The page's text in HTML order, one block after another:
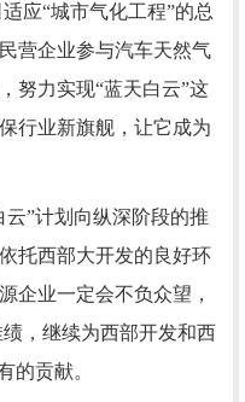
应“城市气化工程”的总
营企业参与汽车天然气
努力实现“蓝天白云”这
行业新旗舰，让它成为
”计划向纵深阶段的推
托西部大开发的良好环
企业一定会不负众望，
，继续为西部开发和西
的贡献。